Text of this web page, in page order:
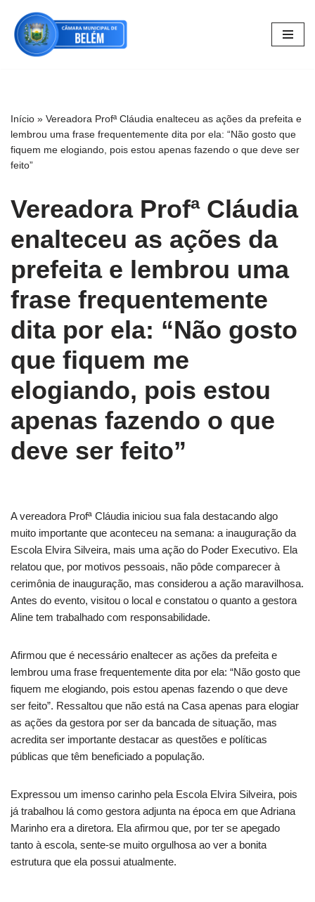
Pular
para
Início » Vereadora Profª Cláudia enalteceu as ações da prefeita e
lembrou uma frase frequentemente dita por ela: “Não gosto que
fiquem me elogiando, pois estou apenas fazendo o que deve ser
feito”
Vereadora Profª Cláudia
enalteceu as ações da
prefeita e lembrou uma
frase frequentemente
dita por ela: “Não gosto
que fiquem me
elogiando, pois estou
apenas fazendo o que
deve ser feito”
A vereadora Profª Cláudia iniciou sua fala destacando algo
muito importante que aconteceu na semana: a inauguração da
Escola Elvira Silveira, mais uma ação do Poder Executivo. Ela
relatou que, por motivos pessoais, não pôde comparecer à
cerimônia de inauguração, mas considerou a ação maravilhosa.
Antes do evento, visitou o local e constatou o quanto a gestora
Aline tem trabalhado com responsabilidade.
Afirmou que é necessário enaltecer as ações da prefeita e
lembrou uma frase frequentemente dita por ela: “Não gosto que
fiquem me elogiando, pois estou apenas fazendo o que deve
ser feito”. Ressaltou que não está na Casa apenas para elogiar
as ações da gestora por ser da bancada de situação, mas
acredita ser importante destacar as questões e políticas
públicas que têm beneficiado a população.
Expressou um imenso carinho pela Escola Elvira Silveira, pois
já trabalhou lá como gestora adjunta na época em que Adriana
Marinho era a diretora. Ela afirmou que, por ter se apegado
tanto à escola, sente-se muito orgulhosa ao ver a bonita
estrutura que ela possui atualmente.